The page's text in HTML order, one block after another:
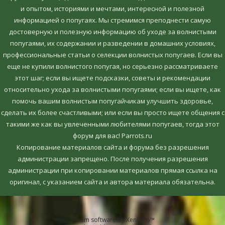
и опытом, историями и мечтами, интересной и полезной
информацией о попугаях. Мы стремимся преподнести самую
достоверную и полезную информацию об уходе за волнистыми
попугаями, их содержании и разведении в домашних условиях,
профессиональные статьи о селекции волнистых попугаев. Если вы
еще не купили волнистого попугая, но серьезно рассматриваете
этот шаг; если вы ищете подсказки, советы и рекомендации
относительно ухода за волнистыми попугаями; если вы ищете, как
помочь вашим волнистым попугайчикам улучшить здоровье,
сделать их более счастливыми; или если вы просто ищете общения с
такими же как вы увлеченными любителями попугаев, тогда этот
форум для вас! Parrots.ru
Копирование материалов сайта и форума без разрешения
администрации запрещено. После получения разрешения
администрации при копировании материалов прямая ссылка на
оригинал, c указанием сайта и автора материала обязательна.
Forum software by XenForo™